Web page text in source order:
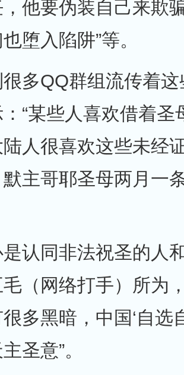
他要伪装自己来欺
堕入陷阱”等。
多QQ群组流传着
“某些人喜欢借着圣
人很喜欢这些未经
主哥耶圣母两月一
认同非法祝圣的人
（网络打手）所为
多黑暗，中国‘自选
圣意”。